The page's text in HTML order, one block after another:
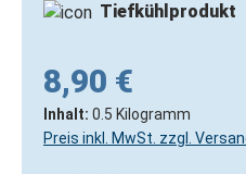
Tiefkühlprodukt
8,90 €
Inhalt: 0.5 Kilogramm
Preis inkl. MwSt. zzgl.